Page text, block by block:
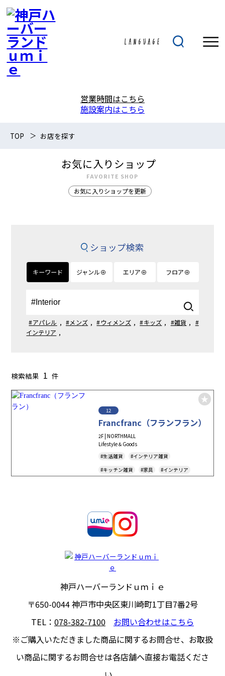
営業時間はこちら
施設案内はこちら
TOP お店を探す
お気に入りショップ
FAVORITE SHOP
お気に入りショップを更新
ショップ検索
キーワード ジャンル⊕ エリア⊕ フロア⊕
#アパレル , #メンズ , #ウィメンズ , #キッズ , #雑貨 , #
インテリア ,
検索結果 1 件
12
Francfranc（フランフラン）
2F | NORTHMALL
Lifestyle＆Goods
#生活雑貨
#インテリア雑貨
#キッチン雑貨
#家具
#インテリア
#Souvenir
#Household-Appliances
#Fashionable
神戸ハーバーランドｕｍｉｅ
〒650-0044神戸市中央区東川崎町1丁目7番2号
TEL： 078-382-7100
お問い合わせはこちら
※ご購入いただきました商品に関するお問合せ、 お取扱
い商品に関するお問合せは各店舗へ直接お電話くださ